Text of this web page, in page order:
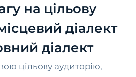
на цільову
діалект
діалект
цільову аудиторію,